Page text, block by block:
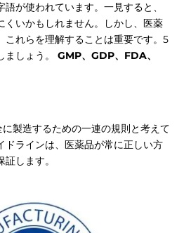
が使われています。一見すると、
くいかもしれません。しかし、医薬
これらを理解することは重要です。5
ましょう。 GMP、GDP、FDA、
に製造するための一連の規則と考えて
ドラインは、医薬品が常に正しい方
します。